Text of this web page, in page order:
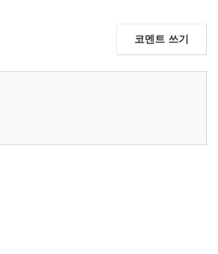
코멘트 쓰기